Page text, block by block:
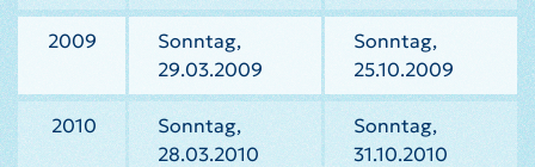
2009
Sonntag,
29.03.2009
Sonntag,
25.10.2009
2010
Sonntag,
28.03.2010
Sonntag,
31.10.2010